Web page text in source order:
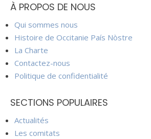
À PROPOS DE NOUS
Qui sommes nous
Histoire de Occitanie País Nòstre
La Charte
Contactez-nous
Politique de confidentialité
SECTIONS POPULAIRES
Actualités
Les comitats